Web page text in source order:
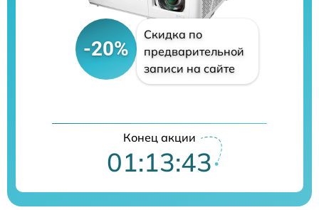
-20%
Скидка по
предварительной
записи на сайте
Конец акции
01:13:42